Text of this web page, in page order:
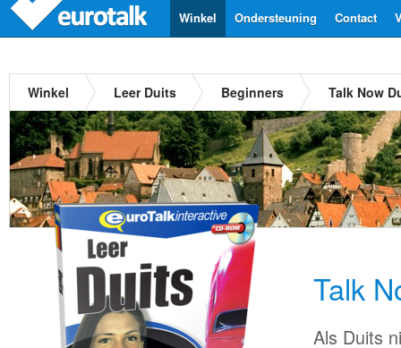
Contact
Ondersteuning
Winkel
Winkel Leer Duits Beginners Talk Now
Talk
Als Duits